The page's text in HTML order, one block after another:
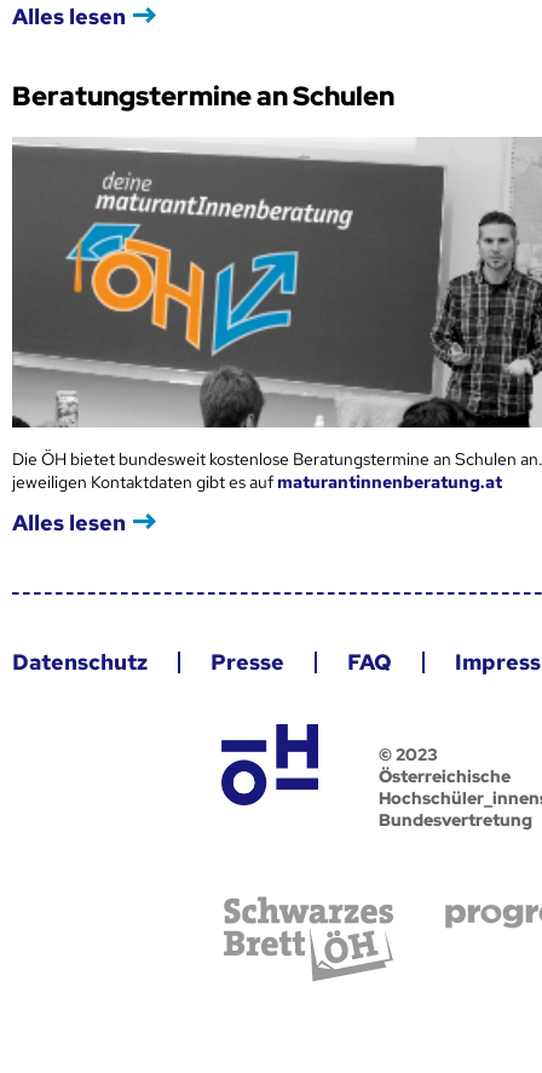
Alles lesen
Beratungstermine an Schulen
Die ÖH bietet bundesweit kostenlose Beratungstermine an Schulen
jeweiligen Kontaktdaten gibt es aufmaturantinnenberatung.at
Alles lesen
Datenschutz Presse FAQ
© 2023
Österreichische
Bundesvertretung